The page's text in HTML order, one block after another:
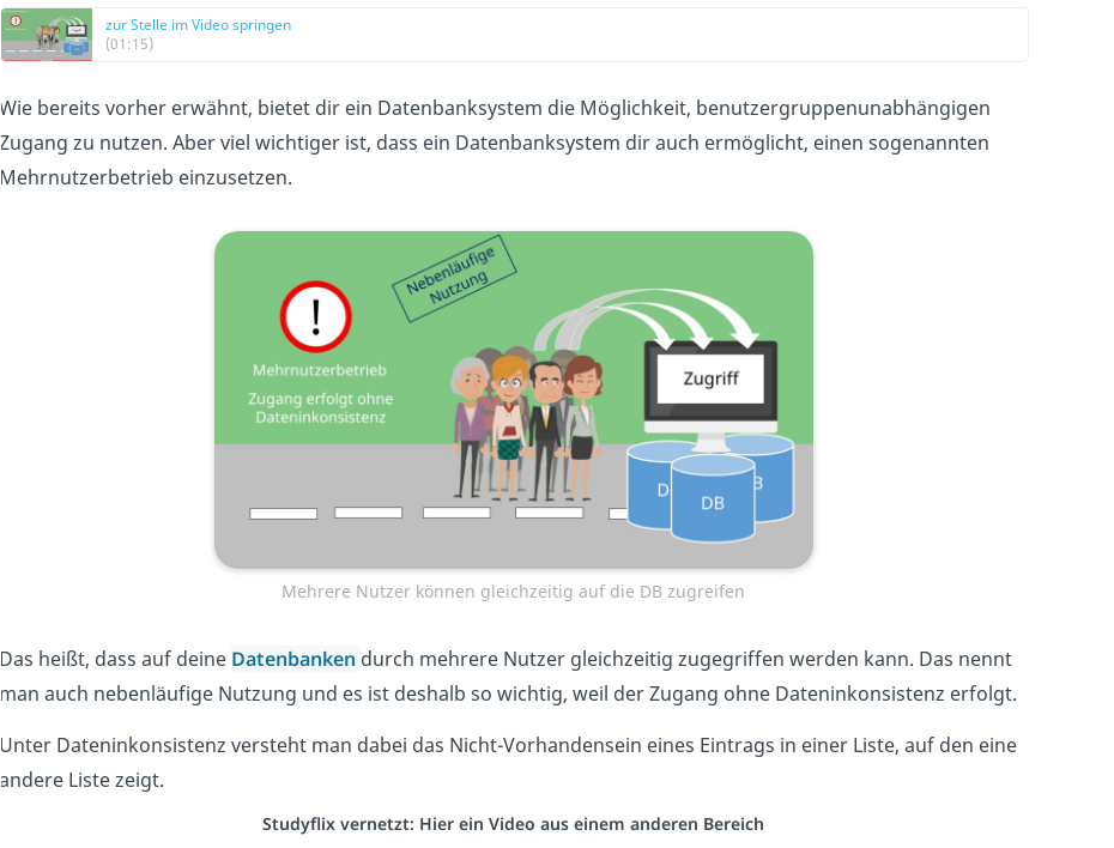
zur Stelle im Video springen
(01:15)
Wie bereits vorher erwähnt, bietet dir ein Datenbanksystem die Möglichkeit, benutzergruppenunabhängigen
Zugang zu nutzen. Aber viel wichtiger ist, dass ein Datenbanksystem dir auch ermöglicht, einen sogenannten
Mehrnutzerbetrieb einzusetzen.
Mehrere Nutzer können gleichzeitig auf die DB zugreifen
Das heißt, dass auf deine Datenbanken durch mehrere Nutzer gleichzeitig zugegriffen werden kann. Das nennt
man auch nebenläufige Nutzung und es ist deshalb so wichtig, weil der Zugang ohne Dateninkonsistenz erfolgt.
Unter Dateninkonsistenz versteht man dabei das Nicht-Vorhandensein eines Eintrags in einer Liste, auf den eine
andere Liste zeigt.
Studyflix vernetzt: Hier ein Video aus einem anderen Bereich